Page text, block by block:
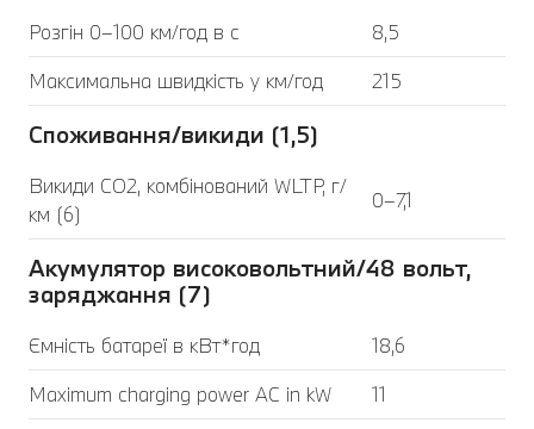
Розгін 0–100 км/год в с
8,5
Максимальна швидкість у км/год
215
Споживання/викиди (1,5)
Викиди CO2, комбінований WLTP, г/
км (6)
0–7,1
Акумулятор високовольтний/48 вольт,
заряджання (7)
Ємність батареї в кВт*год
18,6
Maximum charging power AC in kW
11